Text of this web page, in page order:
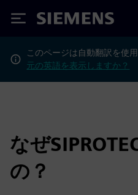
Siemens
このページは自動翻訳を使
元の英語を表示しますか？
なぜ
の？